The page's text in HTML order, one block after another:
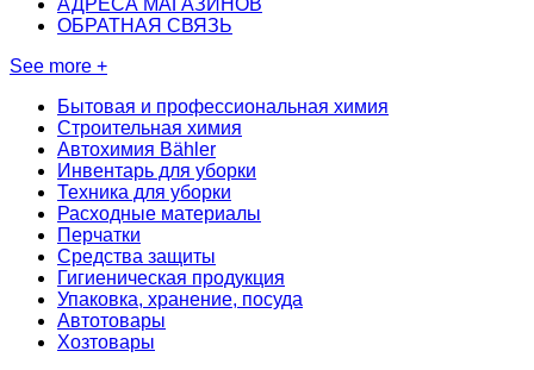
ОБРАТНАЯ СВЯЗЬ
See more +
Бытовая и профессиональная химия
Строительная химия
Автохимия Bähler
Инвентарь для уборки
Техника для уборки
Расходные материалы
Перчатки
Средства защиты
Гигиеническая продукция
Упаковка, хранение, посуда
Автотовары
Хозтовары